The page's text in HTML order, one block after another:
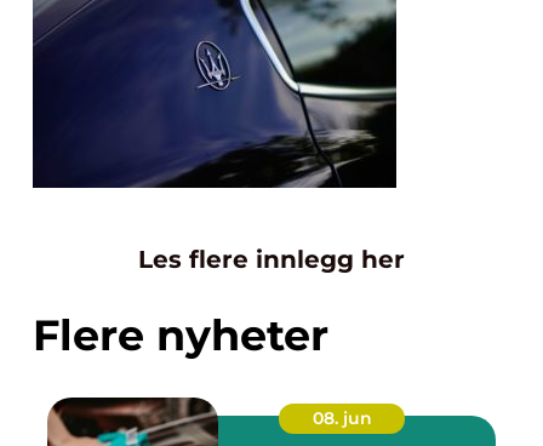
Les flere innlegg her
Flere nyheter
08. jun